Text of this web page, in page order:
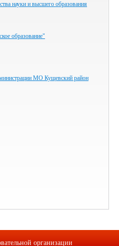
науки и высшего образования
образование"
МО Кущевский район
организации